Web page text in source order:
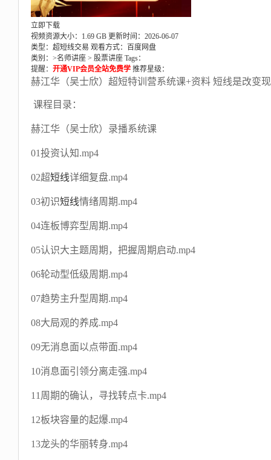
立即下载
视频资源大小：1.69 GB 更新时间：2026-06-07
类型：超短线交易 观看方式：百度网盘
类别：>名师讲座 > 股票讲座 Tags：
提醒： 开通VIP会员全站免费学 推荐星级：
赫江华（吴士欣）超短特训营系统课+资料 短线是改变
课程目录：
赫江华（吴士欣）录播系统课
01投资认知.mp4
02超短线详细复盘.mp4
03初识短线情绪周期.mp4
04连板博弈型周期.mp4
05认识大主题周期，把握周期启动.mp4
06轮动型低级周期.mp4
07趋势主升型周期.mp4
08大局观的养成.mp4
09无消息面以点带面.mp4
10消息面引领分离走强.mp4
11周期的确认，寻找转点卡.mp4
12板块容量的起爆.mp4
13龙头的华丽转身.mp4